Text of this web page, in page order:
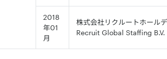
2018
年01
月
株式会社リクルートホール
Recruit Global Staffing B.V.